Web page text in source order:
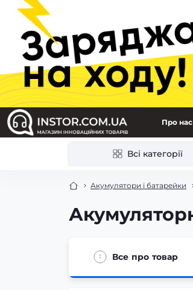
Про нас
Всі категорії
Акумулятори і батарейки
Все про товар